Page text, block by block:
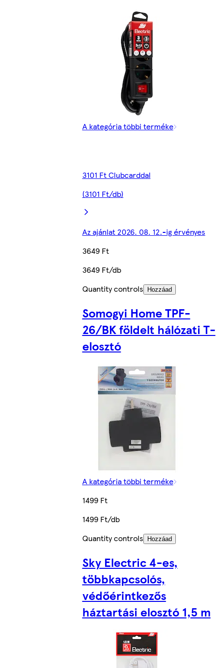
A kategória többi terméke
3101 Ft Clubcarddal
(3101 Ft/db)
Az ajánlat 2026. 08. 12.-ig érvényes
3649 Ft
3649 Ft/db
Quantity controls
Hozzáad
Somogyi Home TPF-
26/BK földelt hálózati T-
elosztó
A kategória többi terméke
1499 Ft
1499 Ft/db
Quantity controls
Hozzáad
Sky Electric 4-es,
többkapcsolós,
védőérintkezős
háztartási elosztó 1,5 m